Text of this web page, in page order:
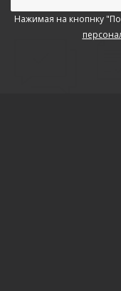
Нажимая на кнопнку